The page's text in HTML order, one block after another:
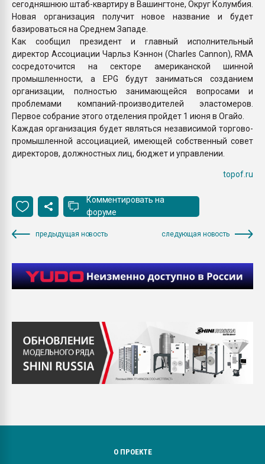
сегодняшнюю штаб-квартиру в Вашингтоне, Округ Колумбия.
Новая организация получит новое название и будет
базироваться на Среднем Западе.
Как сообщил президент и главный исполнительный
директор Ассоциации Чарльз Кэннон (Charles Cannon), RMA
сосредоточится на секторе американской шинной
промышленности, а EPG будут заниматься созданием
организации, полностью занимающейся вопросами и
проблемами компаний-производителей эластомеров.
Первое собрание этого отделения пройдет 1 июня в Огайо.
Каждая организация будет являться независимой торгово-
промышленной ассоциацией, имеющей собственный совет
директоров, должностных лиц, бюджет и управлении.
topof.ru
Комментировать на
форуме
предыдущая новость следующая новость
О ПРОЕКТЕ